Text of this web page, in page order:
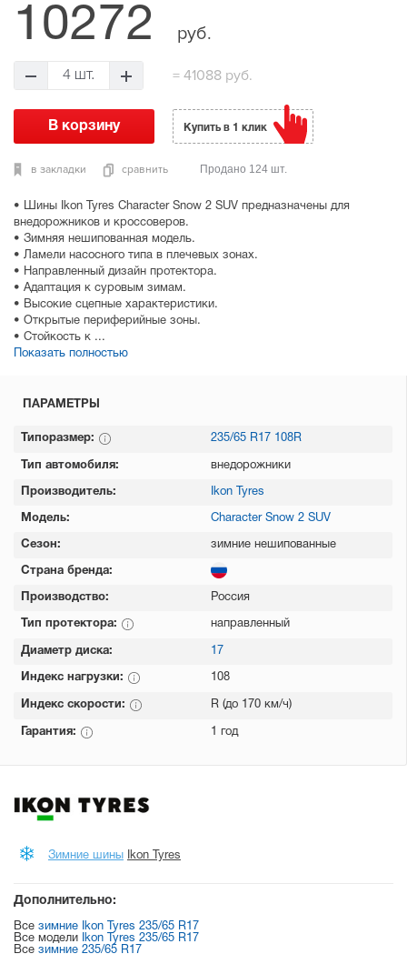
• Шины Ikon Tyres Character Snow 2 SUV предназначены для
внедорожников и кроссоверов.
• Зимняя нешипованная модель.
• Ламели насосного типа в плечевых зонах.
• Направленный дизайн протектора.
• Адаптация к суровым зимам.
• Высокие сцепные характеристики.
• Открытые периферийные зоны.
• Стойкость к ...
Показать полностью
10272 руб.
4 шт. = 41088 руб.
в закладки сравнить
Купить в 1 клик
Продано 124 шт.
ПАРАМЕТРЫ
Типоразмер: 235/65 R17 108R
Тип автомобиля: внедорожники
Производитель: Ikon Tyres
Модель: Character Snow 2 SUV
Сезон: зимние нешипованные
Страна бренда:
Производство: Россия
Тип протектора: направленный
Диаметр диска: 17
Индекс нагрузки: 108
Индекс скорости: R (до 170 км/ч)
Гарантия: 1 год
Зимние шины Ikon Tyres
Дополнительно:
Все зимние Ikon Tyres 235/65 R17
Все модели
Ikon Tyres 235/65 R17
Все зимние 235/65 R17